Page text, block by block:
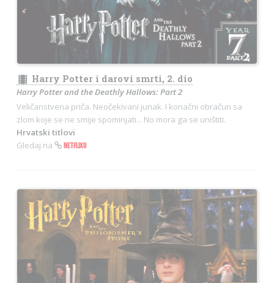
theaters Harry Potter i darovi smrti, 2. dio
Harry Potter and the Deathly Hallows: Part 2
Veličanstvena priča. Neočekivani junak. I konačni obračun sa
zlom koje se ne smije spominjati... No mora ga se uništiti.
Hrvatski titlovi
Gledaj na
NETFLIXU